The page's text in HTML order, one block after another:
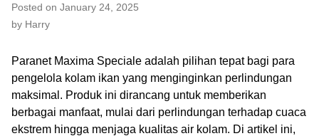
Posted on January 24, 2025
by Harry
Paranet Maxima Speciale adalah pilihan tepat bagi para
pengelola kolam ikan yang menginginkan perlindungan
maksimal. Produk ini dirancang untuk memberikan
berbagai manfaat, mulai dari perlindungan terhadap cuaca
ekstrem hingga menjaga kualitas air kolam. Di artikel ini,